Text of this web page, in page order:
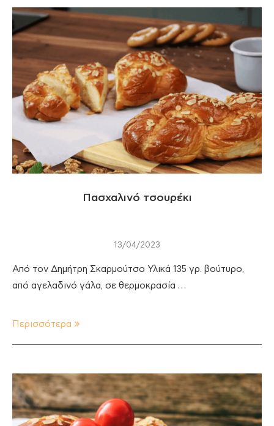
Πασχαλινό τσουρέκι
13/04/2023
Από τον Δημήτρη Σκαρμούτσο Υλικά 135 γρ. βούτυρο,
από αγελαδινό γάλα, σε θερμοκρασία …
Περισσότερα